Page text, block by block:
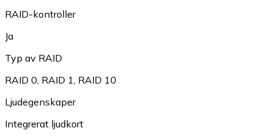
RAID-kontroller
Ja
Typ av RAID
RAID 0, RAID 1, RAID 10
Ljudegenskaper
Integrerat ljudkort